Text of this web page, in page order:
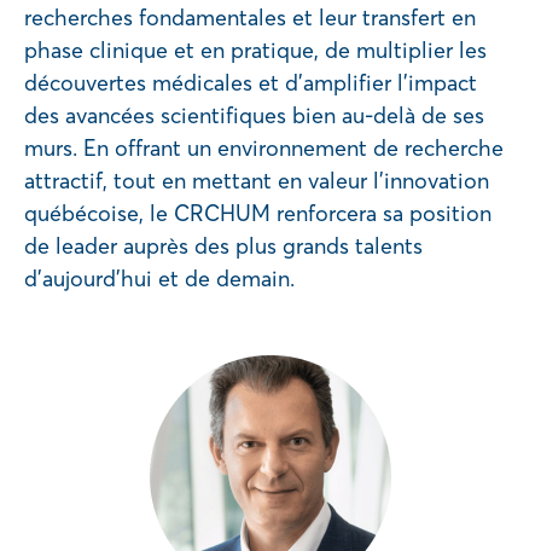
recherches fondamentales et leur transfert en
phase clinique et en pratique, de multiplier les
découvertes médicales et d’amplifier l’impact
des avancées scientifiques bien au-delà de ses
murs. En offrant un environnement de recherche
attractif, tout en mettant en valeur l’innovation
québécoise, le CRCHUM renforcera sa position
de leader auprès des plus grands talents
d’aujourd’hui et de demain.